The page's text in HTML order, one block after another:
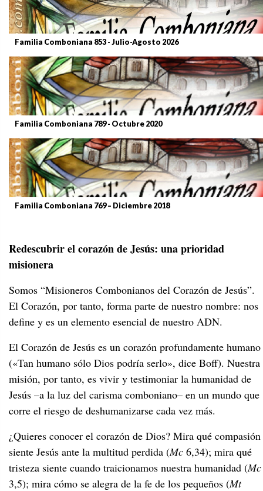
Familia Comboniana 853 - Julio-Agosto 2026
Familia Comboniana 789 - Octubre 2020
Familia Comboniana 769 – Diciembre 2018
Redescubrir el corazón de Jesús: una prioridad
misionera
Somos “Misioneros Combonianos del Corazón de Jesús”.
El Corazón, por tanto, forma parte de nuestro nombre: nos
define y es un elemento esencial de nuestro ADN.
El Corazón de Jesús es un corazón profundamente humano
(«Tan humano sólo Dios podría serlo», dice Boff). Nuestra
misión, por tanto, es vivir y testimoniar la humanidad de
Jesús –a la luz del carisma comboniano– en un mundo que
corre el riesgo de deshumanizarse cada vez más.
¿Quieres conocer el corazón de Dios? Mira qué compasión
siente Jesús ante la multitud perdida (Mc 6,34); mira qué
tristeza siente cuando traicionamos nuestra humanidad (Mc
3,5); mira cómo se alegra de la fe de los pequeños (Mt